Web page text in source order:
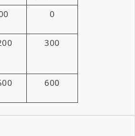
0
300
600